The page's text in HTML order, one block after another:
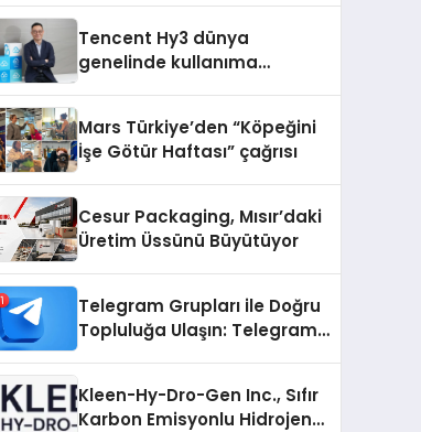
Tencent Hy3 dünya
genelinde kullanıma
Mars Türkiye’den “Köpeğini
İşe Götür Haftası” çağrısı
Cesur Packaging, Mısır’daki
Üretim Üssünü Büyütüyor
Telegram Grupları ile Doğru
Topluluğa Ulaşın: Telegram
Kleen-Hy-Dro-Gen Inc., Sıfır
Karbon Emisyonlu Hidrojen